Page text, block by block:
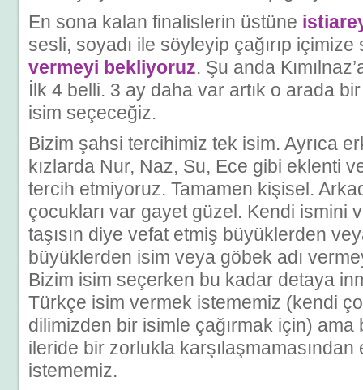
En sona kalan finalislerin üstüne
sesli, soyadı ile söyleyip çağırıp
vermeyi bekliyoruz. Şu anda
İlk 4 belli. 3 ay daha var artık o arada
isim seçeceğiz.
Bizim şahsi tercihimiz tek isim. Ayrıca
kızlarda Nur, Naz, Su, Ece gibi eklenti
tercih etmiyoruz. Tamamen kişisel.
çocukları var gayet güzel. Kendi ismini
taşısın diye vefat etmiş büyüklerden
büyüklerden isim veya göbek adı
Bizim isim seçerken bu kadar detaya
Türkçe isim vermek istememiz (kendi
dilimizden bir isimle çağırmak için)
ileride bir zorlukla karşılaşmamasından
istememiz.